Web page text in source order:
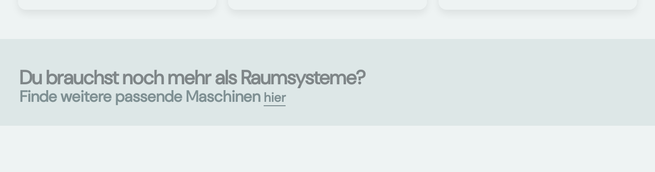
Du brauchst noch mehr als Raumsysteme?
Finde weitere passende Maschinen hier